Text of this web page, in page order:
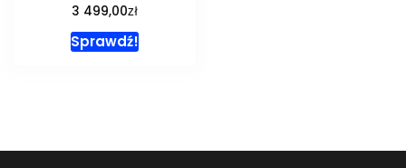
3 499,00zł
Sprawdź!